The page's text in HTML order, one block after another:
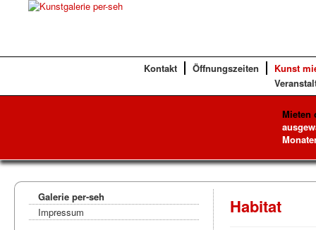
Kontakt Öffnungszeiten
Kunst
Mieten
Galerie per-seh
Impressum
Habitat